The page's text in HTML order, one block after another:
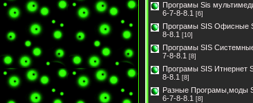
Програмы Sis
6-7-8-8.1 [6]
Програмы SIS Офисные
8-8.1 [10]
Програмы SIS
7-8-8.1 [8]
Програмы SIS Итнернет
8-8.1 [8]
Разные Програмы,моды
6-7-8-8.1 [8]